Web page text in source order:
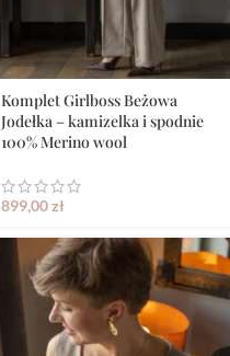
Komplet Girlboss Beżowa
Jodełka – kamizelka i spodnie
100% Merino wool
899,00zł